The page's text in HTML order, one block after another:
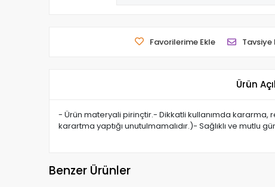
Favorilerime Ekle Tavsiye
Ürün
- Ürün materyali pirinçtir.- Dikkatli kullanımda kararma,
karartma yaptığı unutulmamalıdır.)- Sağlıklı ve mutlu
Benzer Ürünler